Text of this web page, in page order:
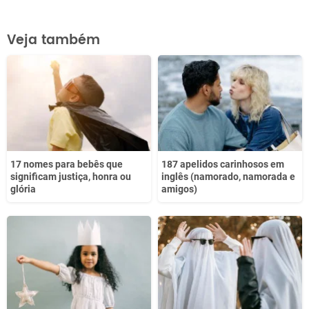
Este conteúdo contém informação incorreta
Este conteúdo não tem a informação que procuro
Veja também
17 nomes para bebês que
significam justiça, honra ou
glória
187 apelidos carinhosos em
inglês (namorado, namorada e
amigos)